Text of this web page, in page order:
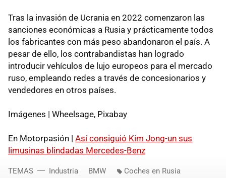
Tras la invasión de Ucrania en 2022 comenzaron las
sanciones económicas a Rusia y prácticamente todos
los fabricantes con más peso abandonaron el país. A
pesar de ello, los contrabandistas han logrado
introducir vehículos de lujo europeos para el mercado
ruso, empleando redes a través de concesionarios y
vendedores en otros países.
Imágenes | Wheelsage, Pixabay
En Motorpasión | Así consiguió Kim Jong-un sus
limusinas blindadas Mercedes-Benz
TEMAS Industria BMW Coches en Rusia